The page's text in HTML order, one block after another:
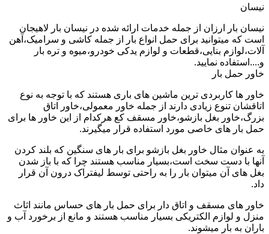
نیسان
نیسان بار ارزان از جمله خدمات ارائه شده در نیسان بار لاهیجان
است که میتوانید برای حمل انواع بار از جمله کاشی و سرامیک،آهن
آلات،لوازم بنایی،قطعات و لوازم یدکی خودرو،میوه و تره بار
و....استفاده نمایید.
خاور حمل بار
خاور ها کاربردی ترین ماشین های باری هستند که با توجه به نوع
اتاقشان تنوع زیادی دارند از جمله خاور معمولی،خاور اتاق
بزرگ،خاور بغل بازشو،خاور مسقف کع هرکدام از این خاور ها برای
حمل بار های خاصی مورد استفاده قرار میگیرند.
به عنوان مثال خاور بغل بازشو برای بار های سنگین که بلند کردن
آنها با دست سخت است،بسیار مناسب هستند چرا که با باز شدن
بغل های آن میتوان بار را به راحتی توسط لیفتراک درون آن قرار
داد.
خاور های مسقف و اتاق دار برای حمل بار های حساس مانند اثاث
منزل و لوازم الکتریکی بسیار مناسب هستند و مانع از برخورد آب و
باران به بار میشوند.